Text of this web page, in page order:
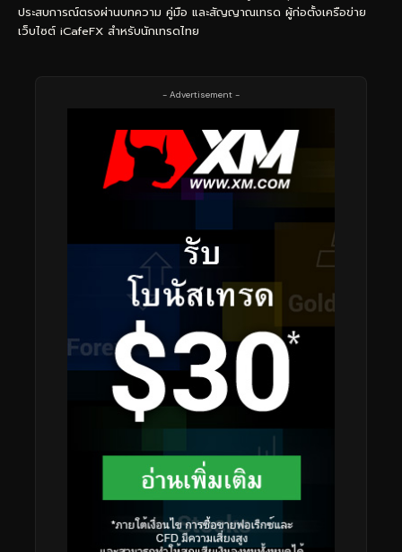
ประสบการณ์ตรงผ่านบทความ คู่มือ และสัญญาณเทรด ผู้ก่อตั้งเครือข่าย
เว็บไซต์ iCafeFX สำหรับนักเทรดไทย
- Advertisement -